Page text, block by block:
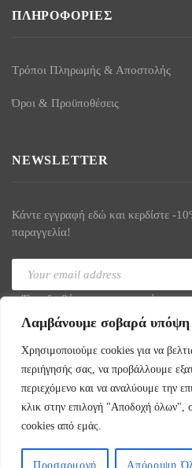
Λαμβάνουμε σοβαρά
Χρησιμοποιούμε cookies για να
περιήγησής σας, να προβάλλουμε
περιεχόμενο και να αναλύουμε την
κλικ στην επιλογή "Αποδοχή όλων",
cookies από εμάς.
Προσαρμογή Απόρριψη
ΠΛΗΡΟΦΟΡΊΕΣ
Τρόποι Πληρωμής & Αποστολής
Όροι & Προϋποθέσεις
NEWSLETTER
Κάντε εγγραφή εδώ και κερδίστε -
παραγγελία!
Έχω διαβάσει και συμφωνώ με
Copyright ©2026
Eshop